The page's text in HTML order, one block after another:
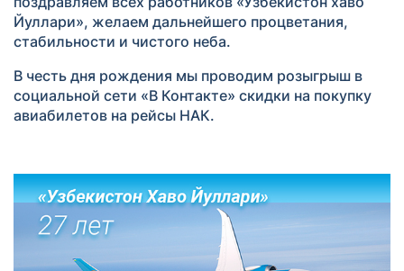
Йуллари», желаем дальнейшего процветания,
стабильности и чистого неба.
В честь дня рождения мы проводим розыгрыш в
социальной сети «В Контакте» скидки на покупку
авиабилетов на рейсы НАК.